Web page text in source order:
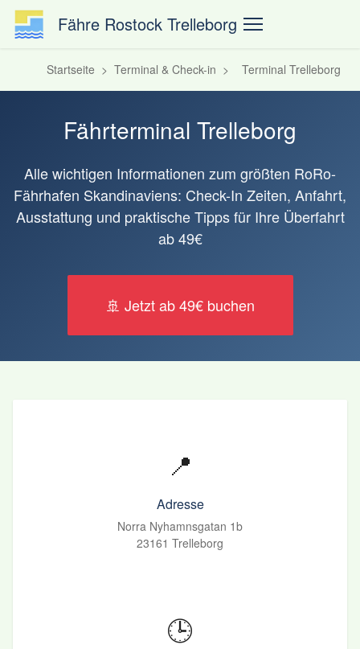
Fähre Rostock Trelleborg
Startseite > Terminal & Check-in > Terminal Trelleborg
Fährterminal Trelleborg
Alle wichtigen Informationen zum größten RoRo-
Fährhafen Skandinaviens: Check-In Zeiten, Anfahrt,
Ausstattung und praktische Tipps für Ihre Überfahrt
ab 49€
🚢 Jetzt ab 49€ buchen
📍
Adresse
Norra Nyhamnsgatan 1b
23161 Trelleborg
🕒